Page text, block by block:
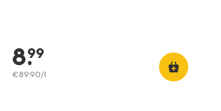
8.
99
€89.90/l